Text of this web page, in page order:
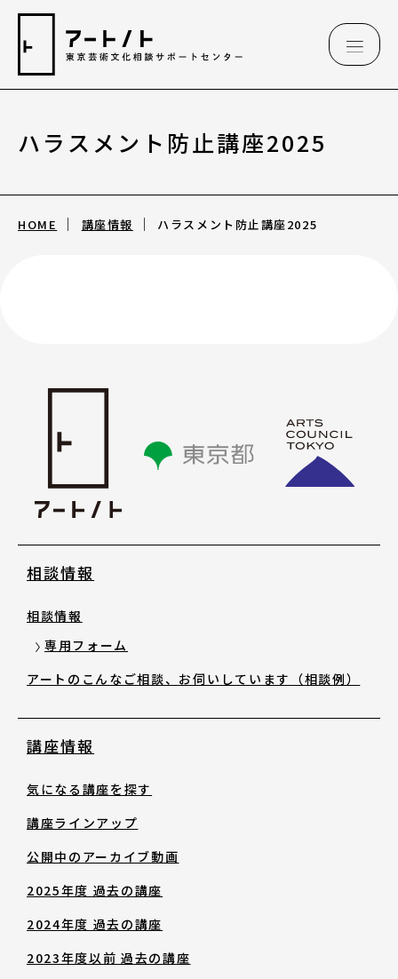
相談情報
相談情報
気になる講座を探す
公開中のアーカイブ動画
2025年度 過去の講座
2023年度以前 過去の講座
修了生
ハラスメント防止講座2025
HOME 講座情報 ハラスメント防止講座2025
相談情報
相談情報
専用フォーム
アートのこんなご相談、お伺いしています（相談例）
講座情報
気になる講座を探す
講座ラインアップ
公開中のアーカイブ動画
2025年度 過去の講座
2024年度 過去の講座
2023年度以前 過去の講座